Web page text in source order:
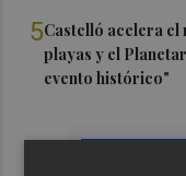
5Castelló acelera el
playas y el
evento histórico"